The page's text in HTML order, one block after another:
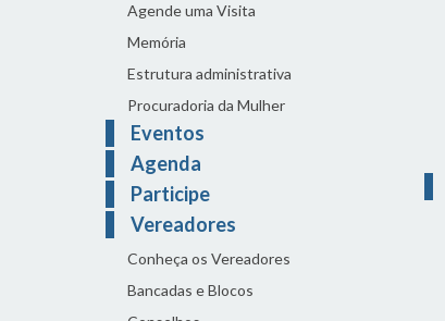
Agende uma Visita
Memória
Estrutura administrativa
Procuradoria da Mulher
Eventos
Agenda
Participe
Vereadores
Conheça os Vereadores
Bancadas e Blocos